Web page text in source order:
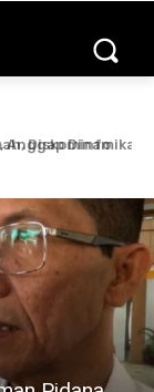
Dinamika